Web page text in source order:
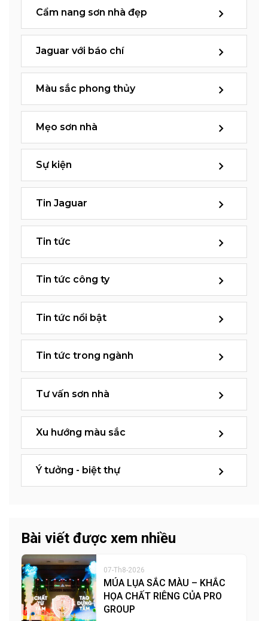
Cẩm nang sơn nhà đẹp
Jaguar với báo chí
Màu sắc phong thủy
Mẹo sơn nhà
Sự kiện
Tin Jaguar
Tin tức
Tin tức công ty
Tin tức nổi bật
Tin tức trong ngành
Tư vấn sơn nhà
Xu hướng màu sắc
Ý tưởng - biệt thự
Bài viết được xem nhiều
07-Th8-2026
MÚA LỤA SẮC MÀU – KHẮC
HỌA CHẤT RIÊNG CỦA PRO
GROUP